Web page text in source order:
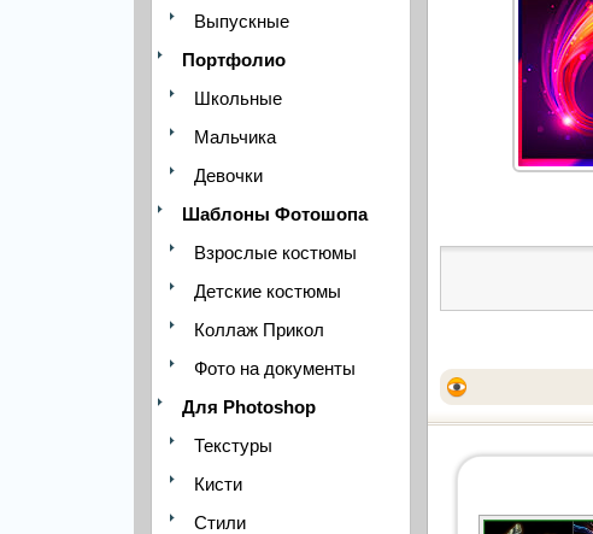
Выпускные
Портфолио
Школьные
Мальчика
Девочки
Шаблоны Фотошопа
Взрослые костюмы
Детские костюмы
Коллаж Прикол
Фото на документы
Для Photoshop
Текстуры
Кисти
Стили